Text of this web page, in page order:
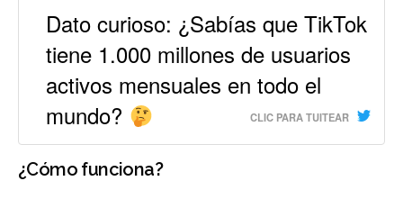
Dato curioso: ¿Sabías que TikTok
tiene 1.000 millones de usuarios
activos mensuales en todo el
mundo?
CLIC PARA TUITEAR
¿Cómo funciona?